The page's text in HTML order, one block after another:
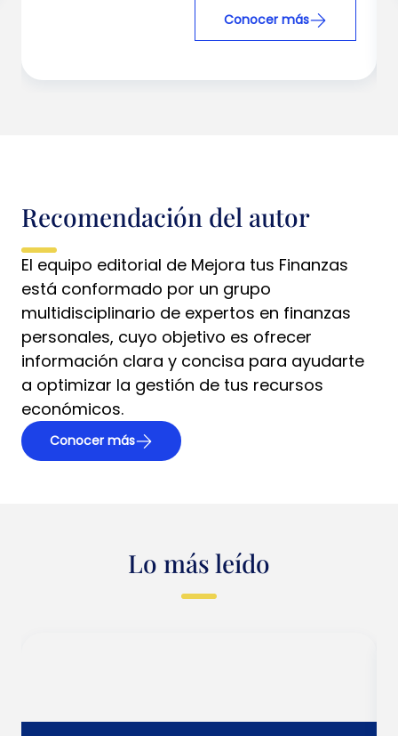
Conocer más
Recomendación del autor
El equipo editorial de Mejora tus Finanzas
está conformado por un grupo
multidisciplinario de expertos en finanzas
personales, cuyo objetivo es ofrecer
información clara y concisa para ayudarte
a optimizar la gestión de tus recursos
económicos.
Conocer más
Lo más leído